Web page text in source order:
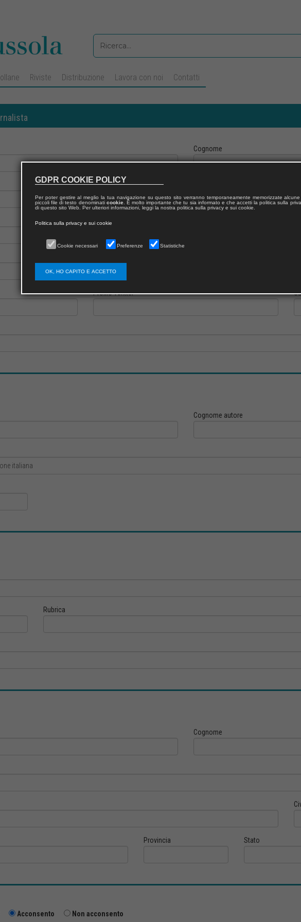
Riviste Distribuzione Lavora con noi Contatti
Cognome
Profilo Twitter
Cognome autore
Rubrica
Cognome
Provincia Stato
Acconsento Non acconsento
GDPR COOKIE POLICY
Per poter gestire al meglio la tua navigazione su questo sito verranno temporaneamente memorizzate alcune
piccoli file di testo denominati cookie. È molto importante che tu sia informato e che accetti la politica sulla
di questo sito Web. Per ulteriori informazioni, leggi la nostra politica sulla privacy e sui cookie.
Politica sulla privacy e sui cookie
Cookie necessari Preferenze Statistiche
OK, HO CAPITO E ACCETTO